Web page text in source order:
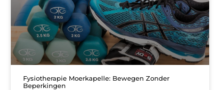
Fysiotherapie Moerkapelle: Bewegen Zonder
Beperkingen